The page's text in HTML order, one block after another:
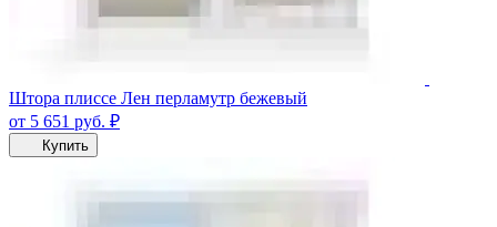
Штора плиссе Лен перламутр бежевый
от 5 651 руб. ₽
Купить